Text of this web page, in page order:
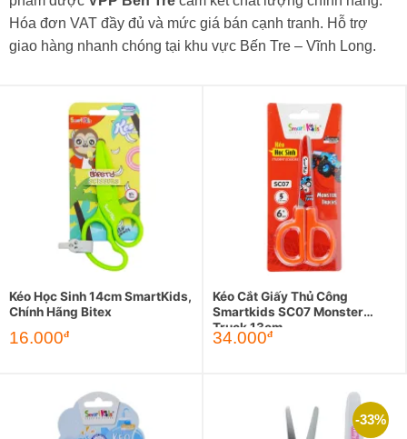
Hóa đơn VAT đầy đủ và mức giá bán cạnh tranh. Hỗ trợ
giao hàng nhanh chóng tại khu vực Bến Tre – Vĩnh Long.
Kéo Học Sinh 14cm SmartKids,
Chính Hãng Bitex
16.000đ
Kéo Cắt Giấy Thủ Công
Smartkids SC07 Monster
Truck 13cm
34.000đ
-33%